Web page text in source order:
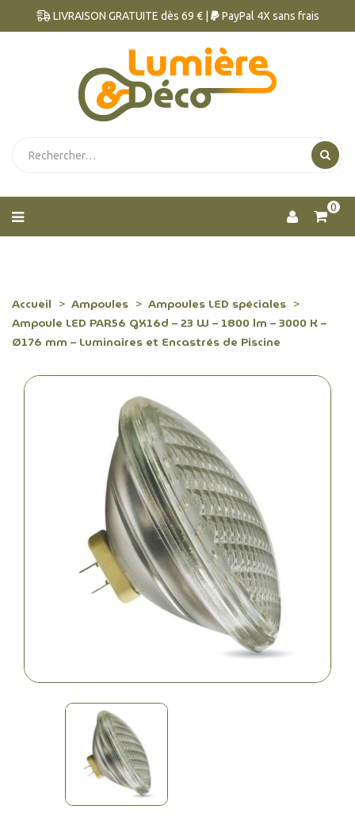
LIVRAISON GRATUITE dès 69 € | PayPal 4X sans frais
0
Accueil Ampoules
Ampoules LED spéciales
Ampoule LED PAR56 GX16d – 23 W – 1800 lm – 3000 K –
Ø176 mm – Luminaires et Encastrés de Piscine